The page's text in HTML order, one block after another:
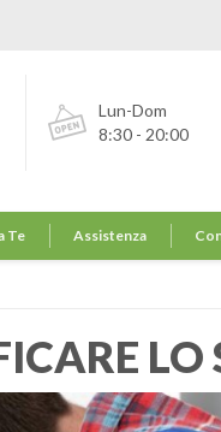
Lun-Dom
8:30 - 20:00
Te Assistenza